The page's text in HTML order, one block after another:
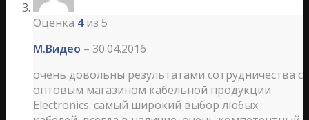
Оценка 4из 5
М.Видео – 30.04.2016
очень довольны результатами сотрудничества с
оптовым магазином кабельной продукции
Еlectronics. самый широкий выбор любых